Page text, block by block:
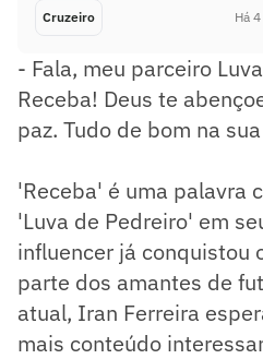
Cruzeiro Há
- Fala, meu parceiro
Receba! Deus te
paz. Tudo de bom na
'Receba' é uma palavra
'Luva de Pedreiro' em
influencer já conquistou
parte dos amantes de
atual, Iran Ferreira
mais conteúdo